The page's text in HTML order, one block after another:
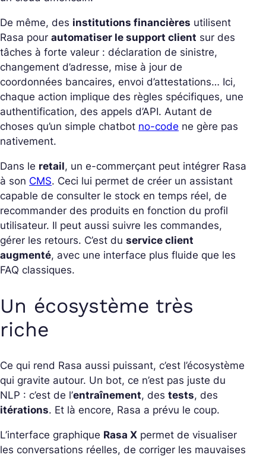
De même, des institutions financières utilisent
Rasa pour automatiser le support client sur des
tâches à forte valeur : déclaration de sinistre,
changement d’adresse, mise à jour de
coordonnées bancaires, envoi d’attestations… Ici,
chaque action implique des règles spécifiques, une
authentification, des appels d’API. Autant de
choses qu’un simple chatbot no-code ne gère pas
nativement.
Dans le retail, un e-commerçant peut intégrer Rasa
à son CMS. Ceci lui permet de créer un assistant
capable de consulter le stock en temps réel, de
recommander des produits en fonction du profil
utilisateur. Il peut aussi suivre les commandes,
gérer les retours. C’est du service client
augmenté, avec une interface plus fluide que les
FAQ classiques.
Un écosystème très
riche
Ce qui rend Rasa aussi puissant, c’est l’écosystème
qui gravite autour. Un bot, ce n’est pas juste du
NLP : c’est de l’entraînement, des tests, des
itérations. Et là encore, Rasa a prévu le coup.
L’interface graphique Rasa X permet de visualiser
les conversations réelles, de corriger les mauvaises